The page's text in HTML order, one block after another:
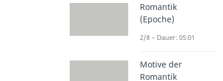
Romantik
(Epoche)
2/8 – Dauer: 05:01
Motive der
Romantik